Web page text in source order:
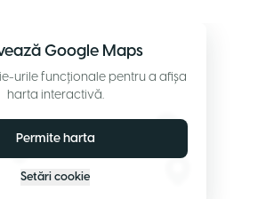
Google Maps
urile funcționale pentru a afișa
harta interactivă.
Permite harta
Setări cookie